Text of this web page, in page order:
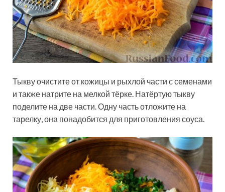
Тыкву очистите от кожицы и рыхлой части с семенами
и также натрите на мелкой тёрке. Натёртую тыкву
поделите на две части. Одну часть отложите на
тарелку, она понадобится для приготовления соуса.